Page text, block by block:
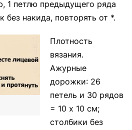
1 петлю предыдущего ряда
без накида, повторять от *.
Плотность
вязания.
Ажурные
дорожки: 26
петель и 30 рядов
= 10 х 10 см;
столбики без